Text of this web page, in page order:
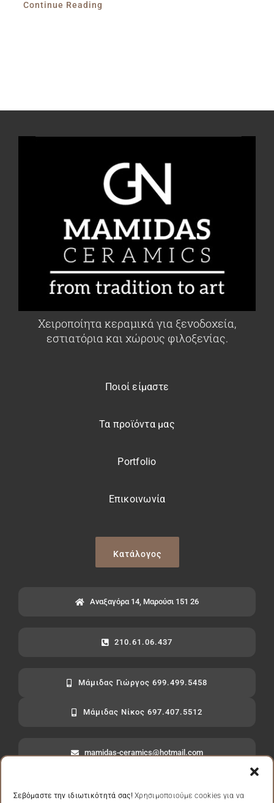
Σεβόμαστε την ιδιωτικότητά σας!Χρησιμοποιούμε cookies για να
Continue Reading
Χειροποίητα κεραμικά για ξενοδοχεία,
εστιατόρια και χώρους φιλοξενίας.
Ποιοί είμαστε
Τα προϊόντα μας
Portfolio
Επικοινωνία
Κατάλογος
Αναξαγόρα 14, Μαρούσι 151 26
210.61.06.437
Μάμιδας Γιώργος 699.499.5458
Μάμιδας Νίκος 697.407.5512
mamidas-ceramics@hotmail.com